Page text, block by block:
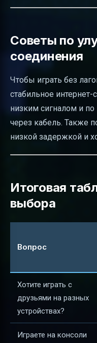
Советы по
соединения
Чтобы играть без
стабильное интернет-
низким сигналом и
через кабель. Также
низкой задержкой и
Итоговая
выбора
Вопрос
Хотите играть с
друзьями на разных
устройствах?
Играете на консоли